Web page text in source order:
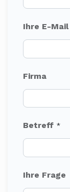
Ihre E-Mail
Firma
Betreff *
Ihre Frage